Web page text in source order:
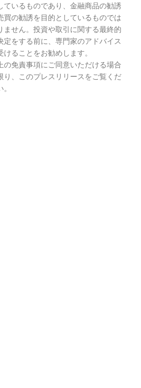
ているものであり、金融商品の勧誘
買の勧誘を目的としているものでは
ません。投資や取引に関する最終的
定をする前に、専門家のアドバイス
けることをお勧めします。
の免責事項にご同意いただける場合
り、このプレスリリースをご覧くだ